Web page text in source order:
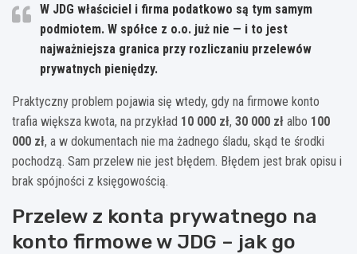
W JDG właściciel i firma podatkowo są tym samym
podmiotem. W spółce z o.o. już nie — i to jest
najważniejsza granica przy rozliczaniu przelewów
prywatnych pieniędzy.
Praktyczny problem pojawia się wtedy, gdy na firmowe konto
trafia większa kwota, na przykład 10 000 zł, 30 000 zł albo 100
000 zł, a w dokumentach nie ma żadnego śladu, skąd te środki
pochodzą. Sam przelew nie jest błędem. Błędem jest brak opisu i
brak spójności z księgowością.
Przelew z konta prywatnego na
konto firmowe w JDG – jak go